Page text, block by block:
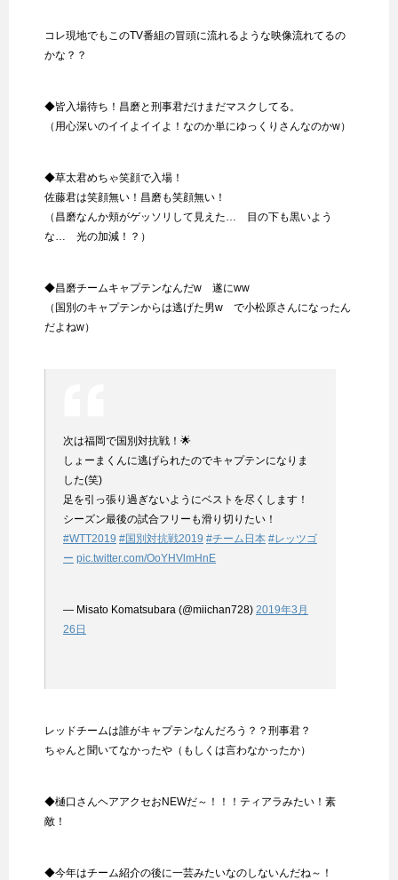
コレ現地でもこのTV番組の冒頭に流れるような映像流れてるの
かな？？
◆皆入場待ち！昌磨と刑事君だけまだマスクしてる。
（用心深いのイイよイイよ！なのか単にゆっくりさんなのかw）
◆草太君めちゃ笑顔で入場！
佐藤君は笑顔無い！昌磨も笑顔無い！
（昌磨なんか頬がゲッソリして見えた… 目の下も黒いよう
な… 光の加減！？）
◆昌磨チームキャプテンなんだw 遂にww
（国別のキャプテンからは逃げた男w で小松原さんになったん
だよねw）
次は福岡で国別対抗戦！🌟
しょーまくんに逃げられたのでキャプテンになりま
した(笑)
足を引っ張り過ぎないようにベストを尽くします！
シーズン最後の試合フリーも滑り切りたい！
#WTT2019 #国別対抗戦2019 #チーム日本 #レッツゴ
ー pic.twitter.com/OoYHVlmHnE
— Misato Komatsubara (@miichan728) 2019年3月
26日
レッドチームは誰がキャプテンなんだろう？？刑事君？
ちゃんと聞いてなかったや（もしくは言わなかったか）
◆樋口さんヘアアクセおNEWだ～！！！ティアラみたい！素
敵！
◆今年はチーム紹介の後に一芸みたいなのしないんだね～！